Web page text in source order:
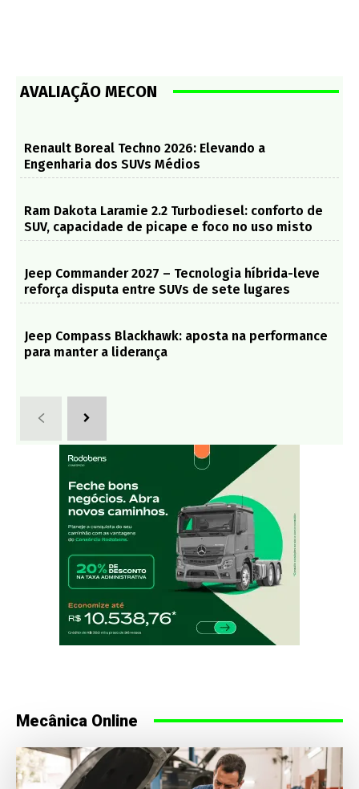
AVALIAÇÃO MECON
Renault Boreal Techno 2026: Elevando a
Engenharia dos SUVs Médios
Ram Dakota Laramie 2.2 Turbodiesel: conforto de
SUV, capacidade de picape e foco no uso misto
Jeep Commander 2027 – Tecnologia híbrida-leve
reforça disputa entre SUVs de sete lugares
Jeep Compass Blackhawk: aposta na performance
para manter a liderança
Mecânica Online